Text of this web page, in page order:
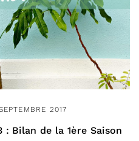
2017
Bilan de la 1ère Saison